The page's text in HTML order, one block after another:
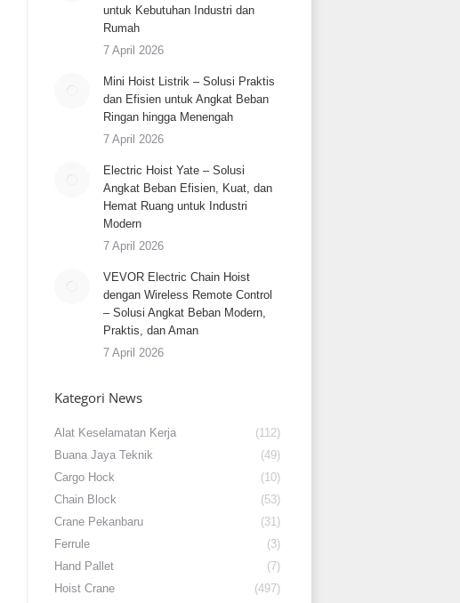
untuk Kebutuhan Industri dan
Rumah
7 April 2026
Mini Hoist Listrik – Solusi Praktis
dan Efisien untuk Angkat Beban
Ringan hingga Menengah
7 April 2026
Electric Hoist Yate – Solusi
Angkat Beban Efisien, Kuat, dan
Hemat Ruang untuk Industri
Modern
7 April 2026
VEVOR Electric Chain Hoist
dengan Wireless Remote Control
– Solusi Angkat Beban Modern,
Praktis, dan Aman
7 April 2026
Kategori News
Alat Keselamatan Kerja
(112)
Buana Jaya Teknik
(49)
Cargo Hock
(10)
Chain Block
(53)
Crane Pekanbaru
(31)
Ferrule
(3)
Hand Pallet
(7)
Hoist Crane
(497)